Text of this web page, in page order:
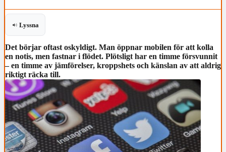
Lyssna
Det börjar oftast oskyldigt. Man öppnar mobilen för att kolla
en notis, men fastnar i flödet. Plötsligt har en timme försvunnit
– en timme av jämförelser, kroppshets och känslan av att aldrig
riktigt räcka till.